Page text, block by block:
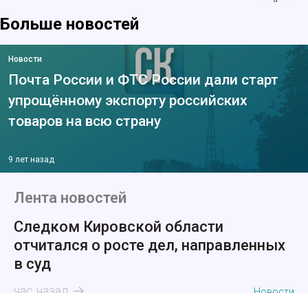
Больше новостей
Новости
Почта России и ФТС России дали старт
упрощённому экспорту российских
товаров на всю страну
9 лет назад
Лента новостей
Следком Кировской области
отчитался о росте дел, направленных
в суд